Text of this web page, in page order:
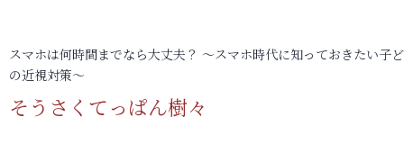
スマホは何時間までなら大丈夫？ ～スマホ時代に知っておきたい子
の近視対策～
そうさくてっぱん樹々